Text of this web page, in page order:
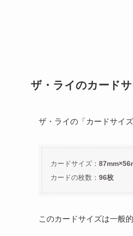
ザ・ライのカード
ザ・ライの「カードサイ
カードサイズ：
カードの枚数： 96枚
このカードサイズは一般